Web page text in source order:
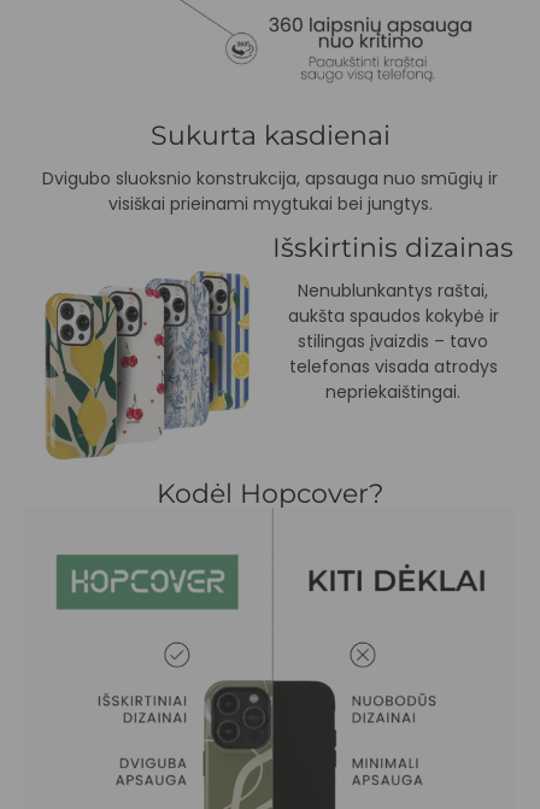
Sukurta kasdienai
Dvigubo sluoksnio konstrukcija, apsauga nuo smūgių ir
visiškai prieinami mygtukai bei jungtys.
Išskirtinis dizainas
Nenublunkantys raštai,
aukšta spaudos kokybė ir
stilingas įvaizdis – tavo
telefonas visada atrodys
nepriekaištingai.
Kodėl Hopcover?